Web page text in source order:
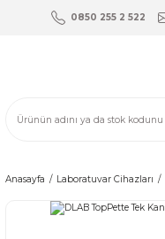
0850 255 2 522
Anasayfa Laboratuvar Cihazları